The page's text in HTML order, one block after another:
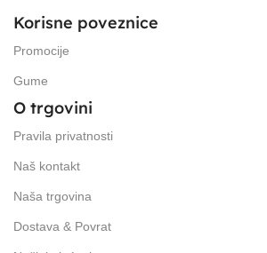
Korisne poveznice
Promocije
Gume
O trgovini
Pravila privatnosti
Naš kontakt
Naša trgovina
Dostava & Povrat